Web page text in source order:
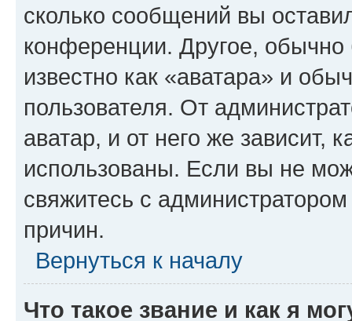
сколько сообщений вы
конференции. Другое,
известно как «аватара» и
пользователя. От
аватар, и от него же зависит,
использованы. Если вы не
свяжитесь с
причин.
Вернуться к началу
Что такое звание и как я